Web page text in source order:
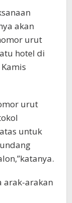
akan
urut
hotel di
urut
untuk
arak-arakan